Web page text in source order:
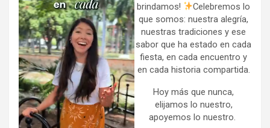
brindamos!
Celebremos lo
que somos: nuestra alegría,
nuestras tradiciones y ese
sabor que ha estado en cada
fiesta, en cada encuentro y
en cada historia compartida.
Hoy más que nunca,
elijamos lo nuestro,
apoyemos lo nuestro.